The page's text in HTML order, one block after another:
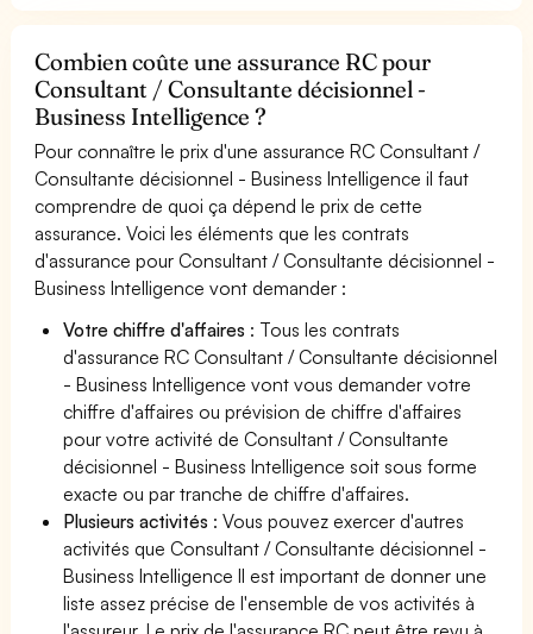
Combien coûte une assurance RC pour
Consultant / Consultante décisionnel -
Business Intelligence ?
Pour connaître le prix d'une assurance RC Consultant /
Consultante décisionnel - Business Intelligence il faut
comprendre de quoi ça dépend le prix de cette
assurance. Voici les éléments que les contrats
d'assurance pour Consultant / Consultante décisionnel -
Business Intelligence vont demander :
Votre chiffre d'affaires : Tous les contrats
d'assurance RC Consultant / Consultante décisionnel
- Business Intelligence vont vous demander votre
chiffre d'affaires ou prévision de chiffre d'affaires
pour votre activité de Consultant / Consultante
décisionnel - Business Intelligence soit sous forme
exacte ou par tranche de chiffre d'affaires.
Plusieurs activités : Vous pouvez exercer d'autres
activités que Consultant / Consultante décisionnel -
Business Intelligence Il est important de donner une
liste assez précise de l'ensemble de vos activités à